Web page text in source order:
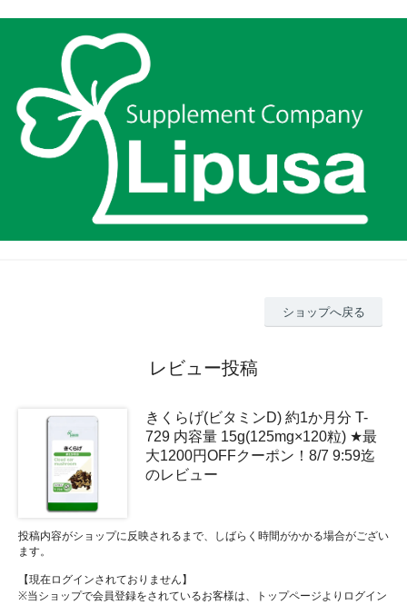
ショップへ戻る
レビュー投稿
きくらげ(ビタミンD) 約1か月分 T-
729 内容量 15g(125mg×120粒) ★最
大1200円OFFクーポン！8/7 9:59迄
のレビュー
投稿内容がショップに反映されるまで、しばらく時間がかかる場合がござい
ます。
【現在ログインされておりません】
※当ショップで会員登録をされているお客様は、トップページよりログイン